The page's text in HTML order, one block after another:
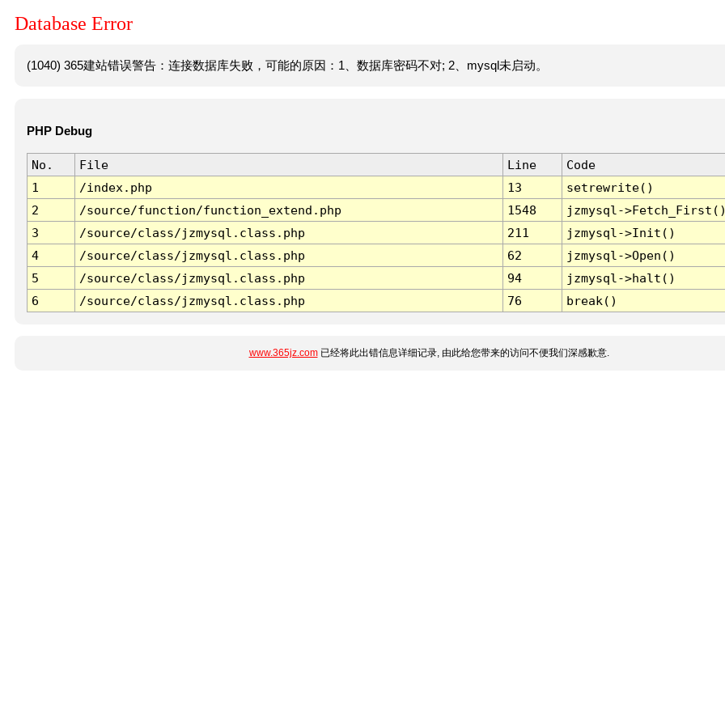
Database Error
(1040) 365建站错误警告：连接数据库失败，可能的原因：1、数据库密码不对; 2、mysql未启动。
PHP Debug
No. File Line
Code
1
/index.php 13
setrewrite()
2
/source/function/function_extend.php 1548
jzmysql-
3
/source/class/jzmysql.class.php 211
jzmysql->Init()
4
/source/class/jzmysql.class.php 62
jzmysql->Open()
5
/source/class/jzmysql.class.php 94
jzmysql->halt()
6
/source/class/jzmysql.class.php 76 break()
www.365jz.com已经将此出错信息详细记录, 由此给您带来的访问不便我们深感歉意.